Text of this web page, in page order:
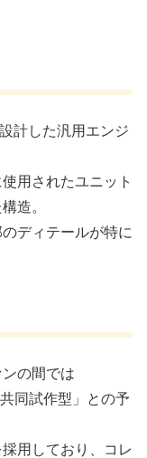
計した汎用エンジ
用されたユニット
造。
ディテールが特に
の間では
同試作型」との予
用しており、コレ